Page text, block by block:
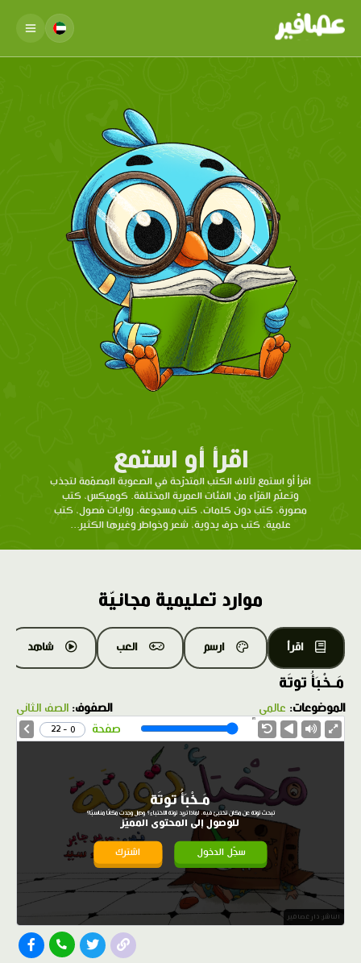
اقرأ أو استمع
اقرأ أو استمع لآلاف الكتب المتدرّحة في الصعوبة المصمّمة لتجذب
وتعلّم القرّاء من الفئات العمرية المختلفة. كوميكس، كتب
مصورة، كتب دون كلمات، كتب مسجوعة، روايات فصول، كتب
علمية، كتب حرف يدوية، شعر وخواطر وغيرها الكثير...
موارد تعليمية مجانيّة
اقرأ ارسم العب شاهد
مَـخْبَأُ توتَة
الموضوعات: عالمي الصفوف: الصف الثاني
صفحة 0 - 22
مَـخْبَأُ توتَة
تبحث توتة عن مكان تختبئ فيه، لماذا تريد توتة الاختباء؟ وهل وجدت مكانًا مناسبًا؟
للوصول إلى المحتوى المميّز
سجّل الدخول اشترك
الناشر: دار عصافير